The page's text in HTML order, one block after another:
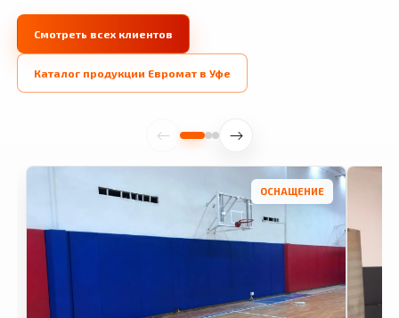
Смотреть всех клиентов
Каталог продукции Евромат в Уфе
ОСНАЩЕНИЕ